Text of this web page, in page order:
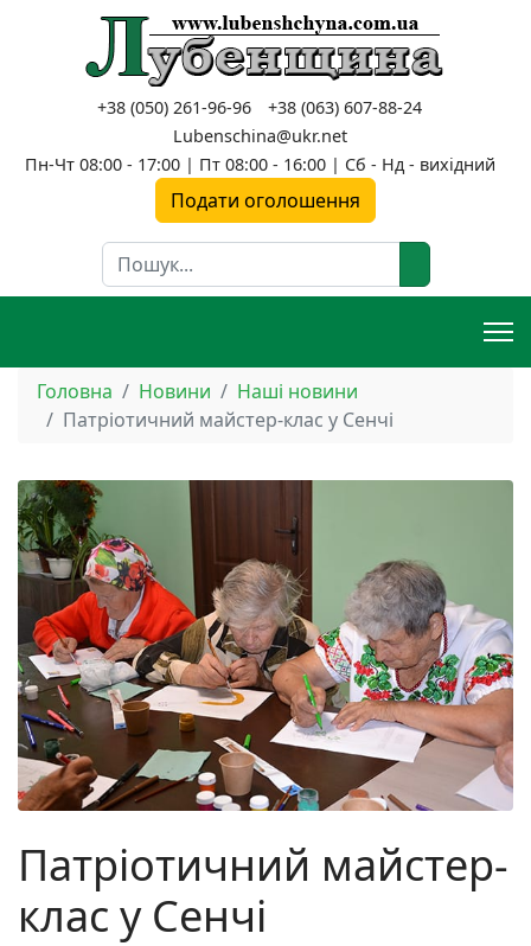
+38 (050) 261-96-96
+38 (063) 607-88-24
Lubenschina@ukr.net
Пн-Чт 08:00 - 17:00 | Пт 08:00 - 16:00 | Сб - Нд - вихідний
Подати оголошення
Пошук
Головна Новини
Наші новини
Патріотичний майстер-клас у Сенчі
Патріотичний майстер-
клас у Сенчі